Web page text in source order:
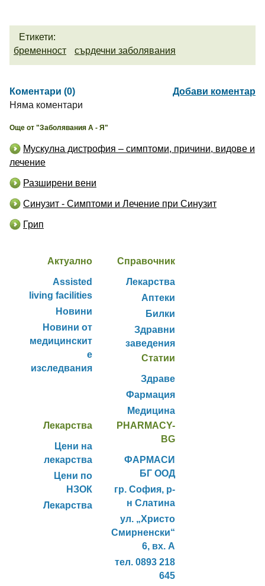
Етикети:
бременност
сърдечни заболявания
Коментари (0)
Добави коментар
Няма коментари
Още от "Заболявания А - Я"
Мускулна дистрофия – симптоми, причини, видове и
лечение
Разширени вени
Синузит - Симптоми и Лечение при Синузит
Грип
Актуално
Assisted
living facilities
Новини
Новини от
медицинскит
е
изследвания
Справочник
Лекарства
Аптеки
Билки
Здравни
заведения
Статии
Здраве
Фармация
Медицина
Лекарства
Цени на
лекарства
Цени по
НЗОК
Лекарства
PHARMACY-
BG
ФАРМАСИ
БГ ООД
гр. София, р-
н Слатина
ул. „Христо
Смирненски“
6, вх. А
тел. 0893 218
645